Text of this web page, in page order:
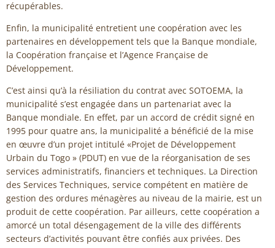
récupérables.
Enfin, la municipalité entretient une coopération avec les
partenaires en développement tels que la Banque mondiale,
la Coopération française et l’Agence Française de
Développement.
C’est ainsi qu’à la résiliation du contrat avec SOTOEMA, la
municipalité s’est engagée dans un partenariat avec la
Banque mondiale. En effet, par un accord de crédit signé en
1995 pour quatre ans, la municipalité a bénéficié de la mise
en œuvre d’un projet intitulé «Projet de Développement
Urbain du Togo » (PDUT) en vue de la réorganisation de ses
services administratifs, financiers et techniques. La Direction
des Services Techniques, service compétent en matière de
gestion des ordures ménagères au niveau de la mairie, est un
produit de cette coopération. Par ailleurs, cette coopération a
amorcé un total désengagement de la ville des différents
secteurs d’activités pouvant être confiés aux privées. Des